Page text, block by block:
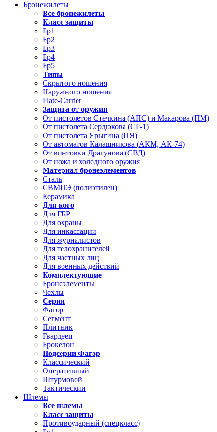
Бронежилеты
Все бронежилеты
Класс защиты
Бр1
Бр2
Бр3
Бр4
Бр5
Типы
Скрытого ношения
Наружного ношения
Plate-Carrier
Защита от оружия
От пистолетов Стечкина (АПС) и Макарова (ПМ)
От пистолета Сердюкова (СР-1)
От пистолета Ярыгина (ПЯ)
От автоматов Калашникова (АКМ, АК-74)
От винтовки Драгунова (СВД)
От ножа и холодного оружия
Материал бронеэлементов
Сталь
СВМПЭ (полиэтилен)
Керамика
Для кого
Для ГБР
Для охраны
Для инкассации
Для журналистов
Для телохранителей
Для частных лиц
Для военных действий
Комплектующие
Бронеэлементы
Чехлы
Серии
Фагор
Сегмент
Плитник
Гвардеец
Брокелон
Подсерии Фагор
Классический
Оперативный
Штурмовой
Тактический
Шлемы
Все шлемы
Класс защиты
Противоударный (спецкласс)